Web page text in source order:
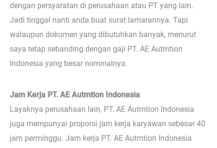
dengan persyaratan di perusahaan atau PT yang lain.
Jadi tinggal nanti anda buat surat lamarannya. Tapi
walaupun dokumen yang dibutuhkan banyak, menurut
saya tetap sebanding dengan gaji PT. AE Autmtion
Indonesia yang besar nominalnya.
Jam Kerja PT. AE Autmtion Indonesia
Layaknya perusahaan lain, PT. AE Autmtion Indonesia
juga mempunyai proporsi jam kerja karyawan sebesar 40
jam perminggu. Jam kerja PT. AE Autmtion Indonesia